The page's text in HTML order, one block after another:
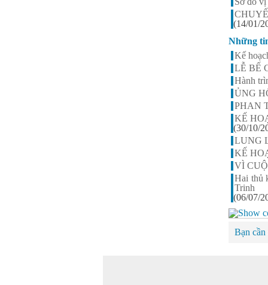
(14/01/
Những
Kế
LỄ BẾ
Hành
ỦNG
PHAN
KẾ
(30/10/
LUNG
KẾ
VÌ
Hai thủ
Trinh
(06/07/
Bạn cần